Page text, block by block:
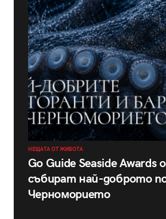
НЕЩАТА ОТ ЖИВОТА
Go Guide Seaside Awards
събират най-доброто
Черноморието